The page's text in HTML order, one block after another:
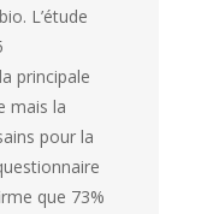
L’étude
principale
mais la
pour la
que 73%